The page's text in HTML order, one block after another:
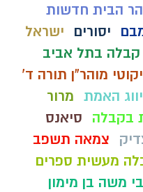
הר הבית חדשות
יסורים
ישראל
קבלה בתל אביב
מוהר"ן תורה ד'
האמת מרור
בקבלה
סיאנס
צמאה תשפב
מעשית ספרים
משה בן מימון